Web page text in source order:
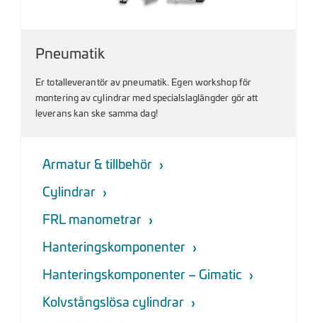
Pneumatik
Er totalleverantör av pneumatik. Egen workshop för
montering av cylindrar med specialslaglängder gör att
leverans kan ske samma dag!
Armatur & tillbehör
Cylindrar
FRL manometrar
Hanteringskomponenter
Hanteringskomponenter – Gimatic
Kolvstångslösa cylindrar